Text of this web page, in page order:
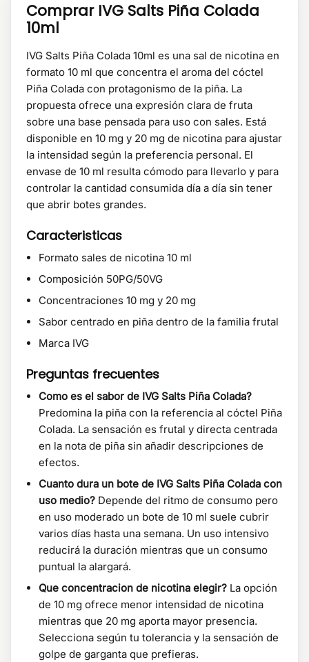
Comprar IVG Salts Piña Colada
10ml
IVG Salts Piña Colada 10ml es una sal de nicotina en
formato 10 ml que concentra el aroma del cóctel
Piña Colada con protagonismo de la piña. La
propuesta ofrece una expresión clara de fruta
sobre una base pensada para uso con sales. Está
disponible en 10 mg y 20 mg de nicotina para ajustar
la intensidad según la preferencia personal. El
envase de 10 ml resulta cómodo para llevarlo y para
controlar la cantidad consumida día a día sin tener
que abrir botes grandes.
Caracteristicas
Formato sales de nicotina 10 ml
Composición 50PG/50VG
Concentraciones 10 mg y 20 mg
Sabor centrado en piña dentro de la familia frutal
Marca IVG
Preguntas frecuentes
Como es el sabor de IVG Salts Piña Colada?
Predomina la piña con la referencia al cóctel Piña
Colada. La sensación es frutal y directa centrada
en la nota de piña sin añadir descripciones de
efectos.
Cuanto dura un bote de IVG Salts Piña Colada con
uso medio? Depende del ritmo de consumo pero
en uso moderado un bote de 10 ml suele cubrir
varios días hasta una semana. Un uso intensivo
reducirá la duración mientras que un consumo
puntual la alargará.
Que concentracion de nicotina elegir? La opción
de 10 mg ofrece menor intensidad de nicotina
mientras que 20 mg aporta mayor presencia.
Selecciona según tu tolerancia y la sensación de
golpe de garganta que prefieras.